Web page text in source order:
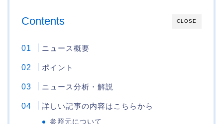
CLOSE
Contents
ニュース概要
ポイント
ニュース分析・解説
詳しい記事の内容はこちらから
参照元について